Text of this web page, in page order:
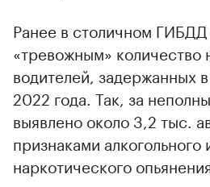
Ранее в столичном ГИБДД
«тревожным» количество
водителей, задержанных
2022 года. Так, за
выявлено около 3,2 тыс.
признаками алкогольного
наркотического